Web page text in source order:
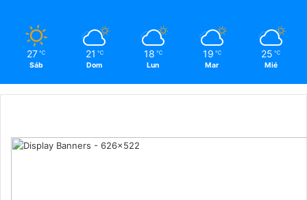
27 ℃
Sáb
21 ℃
Dom
18 ℃
Lun
19 ℃
Mar
25 ℃
Mié